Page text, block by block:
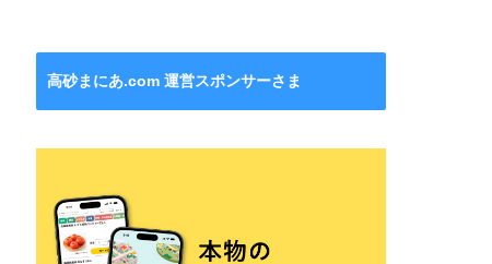
高砂まにあ.com 運営スポンサーさま